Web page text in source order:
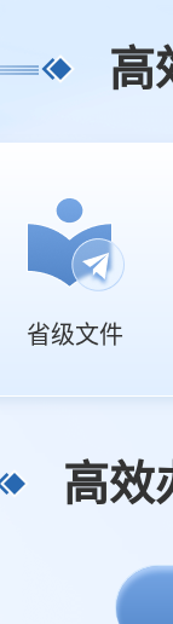
高
省级文件
高效